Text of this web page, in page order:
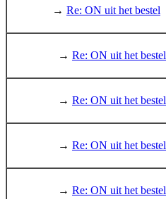
→ Re: ON uit het bestel
→ Re: ON uit het bestel
→ Re: ON uit het bestel
→ Re: ON uit het bestel
→ Re: ON uit het bestel